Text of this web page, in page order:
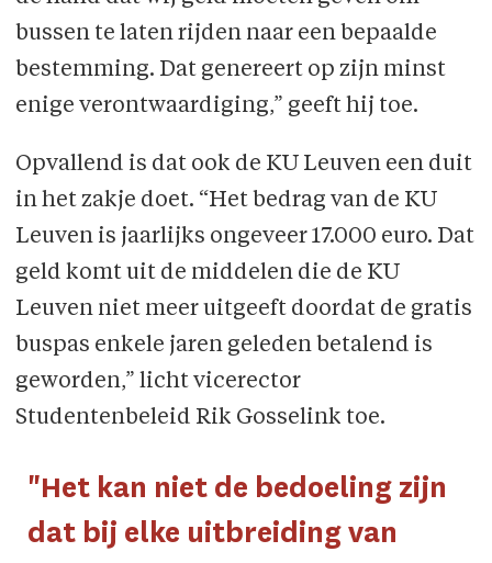
bussen te laten rijden naar een bepaalde
bestemming. Dat genereert op zijn minst
enige verontwaardiging,” geeft hij toe.
Opvallend is dat ook de KU Leuven een duit
in het zakje doet. “Het bedrag van de KU
Leuven is jaarlijks ongeveer 17.000 euro. Dat
geld komt uit de middelen die de KU
Leuven niet meer uitgeeft doordat de gratis
buspas enkele jaren geleden betalend is
geworden,” licht vicerector
Studentenbeleid Rik Gosselink toe.
"Het kan niet de bedoeling zijn
dat bij elke uitbreiding van